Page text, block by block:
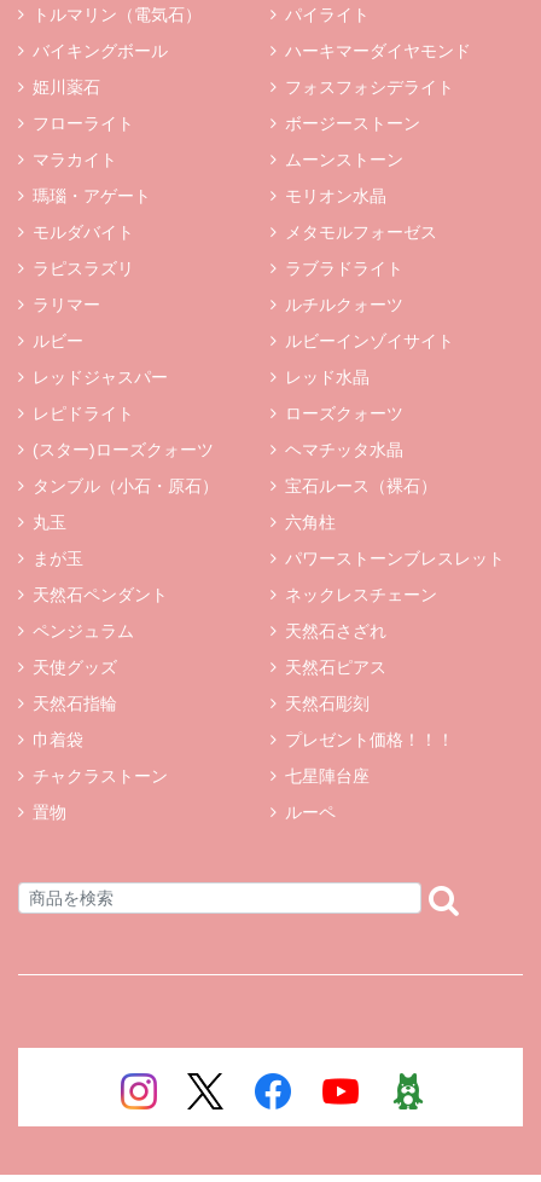
トルマリン（電気石）
パイライト
バイキングボール
ハーキマーダイヤモンド
姫川薬石
フォスフォシデライト
フローライト
ボージーストーン
マラカイト
ムーンストーン
瑪瑙・アゲート
モリオン水晶
モルダバイト
メタモルフォーゼス
ラピスラズリ
ラブラドライト
ラリマー
ルチルクォーツ
ルビー
ルビーインゾイサイト
レッドジャスパー
レッド水晶
レピドライト
ローズクォーツ
(スター)ローズクォーツ
ヘマチッタ水晶
タンブル（小石・原石）
宝石ルース（裸石）
丸玉
六角柱
まが玉
パワーストーンブレスレット
天然石ペンダント
ネックレスチェーン
ペンジュラム
天然石さざれ
天使グッズ
天然石ピアス
天然石指輪
天然石彫刻
巾着袋
プレゼント価格！！！
チャクラストーン
七星陣台座
置物
ルーペ